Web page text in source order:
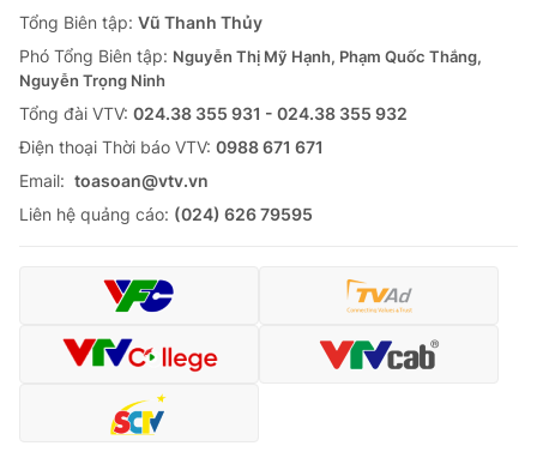
Tổng Biên tập: Vũ Thanh Thủy
Phó Tổng Biên tập: Nguyễn Thị Mỹ Hạnh, Phạm Quốc Thắng,
Nguyễn Trọng Ninh
Tổng đài VTV: 024.38 355 931 - 024.38 355 932
Ðiện thoại Thời báo VTV: 0988 671 671
Email: toasoan@vtv.vn
Liên hệ quảng cáo: (024) 626 79595